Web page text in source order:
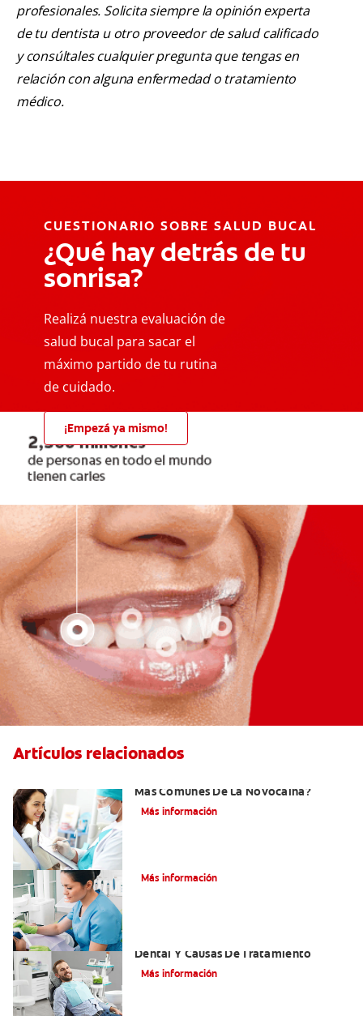
profesionales. Solicita siempre la opinión experta
de tu dentista u otro proveedor de salud calificado
y consúltales cualquier pregunta que tengas en
relación con alguna enfermedad o tratamiento
médico.
CUESTIONARIO SOBRE SALUD BUCAL
¿Qué hay detrás de tu
sonrisa?
Realizá nuestra evaluación de
salud bucal para sacar el
máximo partido de tu rutina
de cuidado.
¡Empezá ya mismo!
Artículos relacionados
Más Comunes De La Novocaína?
Más información
Más información
Dental Y Causas De Tratamiento
Más información